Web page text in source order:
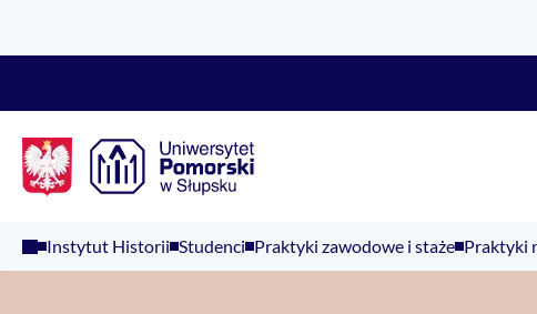
Instytut Historii Studenci Praktyki zawodowe i staże Praktyki